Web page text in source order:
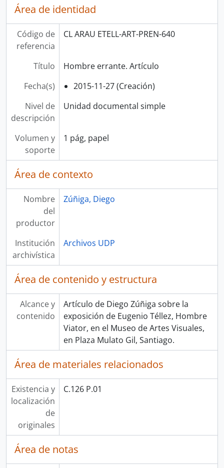
Área de identidad
Código de
referencia
CL ARAU ETELL-ART-PREN-640
Título
Hombre errante. Artículo
Fecha(s)
2015-11-27 (Creación)
Nivel de
descripción
Unidad documental simple
Volumen y
soporte
1 pág, papel
Área de contexto
Nombre
del
productor
Zúñiga, Diego
Institución
archivística
Archivos UDP
Área de contenido y estructura
Alcance y
contenido
Artículo de Diego Zúñiga sobre la
exposición de Eugenio Téllez, Hombre
Viator, en el Museo de Artes Visuales,
en Plaza Mulato Gil, Santiago.
Área de materiales relacionados
Existencia y
localización
de
originales
C.126 P.01
Área de notas